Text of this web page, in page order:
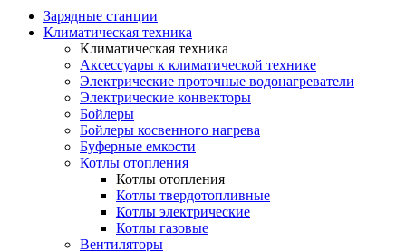
Зарядные станции
Климатическая техника
Климатическая техника
Аксессуары к климатической технике
Электрические проточные водонагреватели
Электрические конвекторы
Бойлеры
Бойлеры косвенного нагрева
Буферные емкости
Котлы отопления
Котлы отопления
Котлы твердотопливные
Котлы электрические
Котлы газовые
Вентиляторы